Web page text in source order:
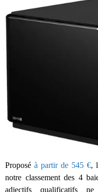
Proposé à partir de 545 €,
notre classement des 4
adjectifs qualificatifs